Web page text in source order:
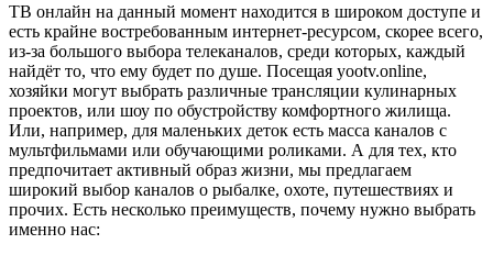
ТВ онлайн на данный момент находится в широком доступе и
есть крайне востребованным интернет-ресурсом, скорее всего,
из-за большого выбора телеканалов, среди которых, каждый
найдёт то, что ему будет по душе. Посещая yootv.online,
хозяйки могут выбрать различные трансляции кулинарных
проектов, или шоу по обустройству комфортного жилища.
Или, например, для маленьких деток есть масса каналов с
мультфильмами или обучающими роликами. А для тех, кто
предпочитает активный образ жизни, мы предлагаем
широкий выбор каналов о рыбалке, охоте, путешествиях и
прочих. Есть несколько преимуществ, почему нужно выбрать
именно нас: